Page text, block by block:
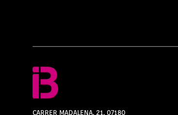
CARRER MADALENA, 21, 07180